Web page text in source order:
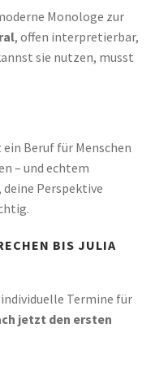
Monologe zur
, offen interpretierbar,
sie nutzen, musst
Beruf für Menschen
– und echtem
deine Perspektive
BIS JULIA
Termine für
jetzt den ersten